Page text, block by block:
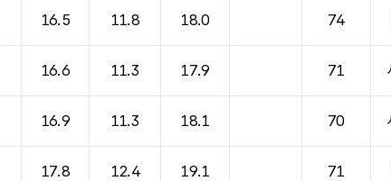
16.5 11.8 18.0 74
16.6 11.3 17.9 71
16.9 11.3 18.1 70
17.8 12.4 19.1 71